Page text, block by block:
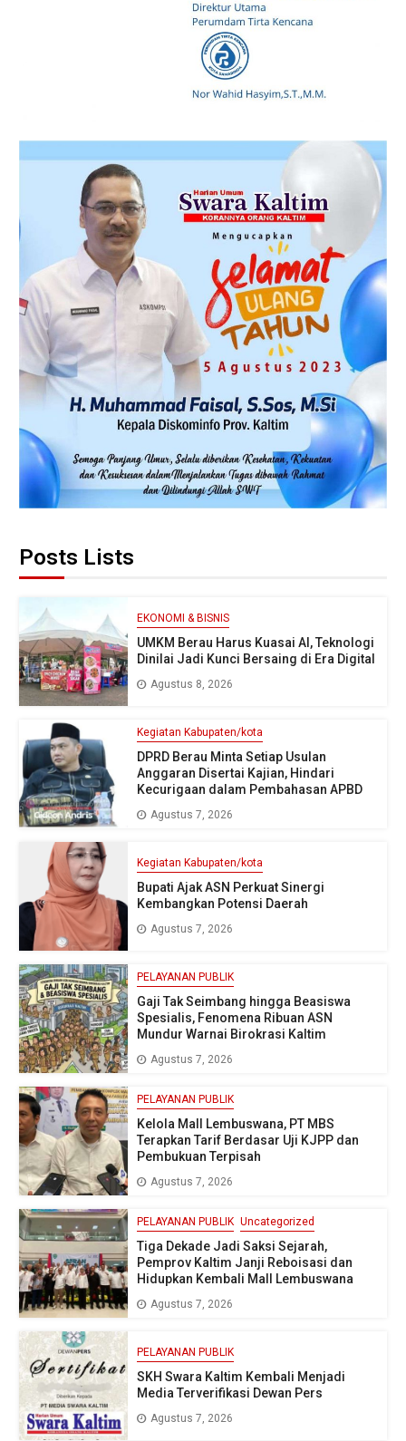
Posts Lists
EKONOMI & BISNIS
UMKM Berau Harus Kuasai AI, Teknologi
Dinilai Jadi Kunci Bersaing di Era Digital
Agustus 8, 2026
Kegiatan Kabupaten/kota
DPRD Berau Minta Setiap Usulan
Anggaran Disertai Kajian, Hindari
Kecurigaan dalam Pembahasan APBD
Agustus 7, 2026
Kegiatan Kabupaten/kota
Bupati Ajak ASN Perkuat Sinergi
Kembangkan Potensi Daerah
Agustus 7, 2026
PELAYANAN PUBLIK
Gaji Tak Seimbang hingga Beasiswa
Spesialis, Fenomena Ribuan ASN
Mundur Warnai Birokrasi Kaltim
Agustus 7, 2026
PELAYANAN PUBLIK
Kelola Mall Lembuswana, PT MBS
Terapkan Tarif Berdasar Uji KJPP dan
Pembukuan Terpisah
Agustus 7, 2026
PELAYANAN PUBLIK Uncategorized
Tiga Dekade Jadi Saksi Sejarah,
Pemprov Kaltim Janji Reboisasi dan
Hidupkan Kembali Mall Lembuswana
Agustus 7, 2026
PELAYANAN PUBLIK
SKH Swara Kaltim Kembali Menjadi
Media Terverifikasi Dewan Pers
Agustus 7, 2026